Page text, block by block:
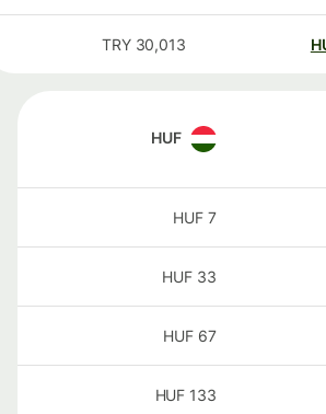
30,013
TRY
HUF
HUF
33
HUF
67
HUF
133
HUF